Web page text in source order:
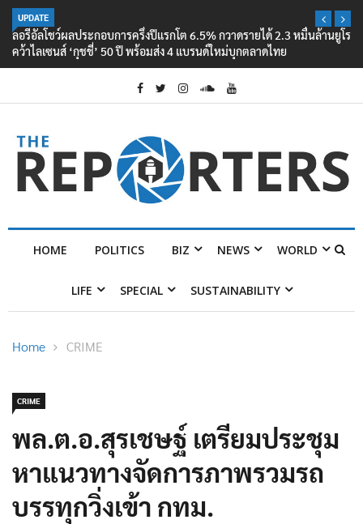
UPDATE
ลอรีอัลโชว์ผลประกอบการครึ่งปีแรกโต 6.5% กวาดรายได้ 2.3 หมื่นล้านยูโร
คว้าไลเซนส์ ‘กุชชี่’ 50 ปี พร้อมส่ง 4 แบรนด์ใหม่บุกตลาดไทย
HOME POLITICS BIZ NEWS WORLD
LIFE SPECIAL SUSTAINABILITY
Home CRIME
CRIME
พล.ต.อ.สุรเชษฐ์ เตรียมประชุม
หาแนวทางจัดการภาพรวมรถ
บรรทุกวิ่งเข้า กทม.